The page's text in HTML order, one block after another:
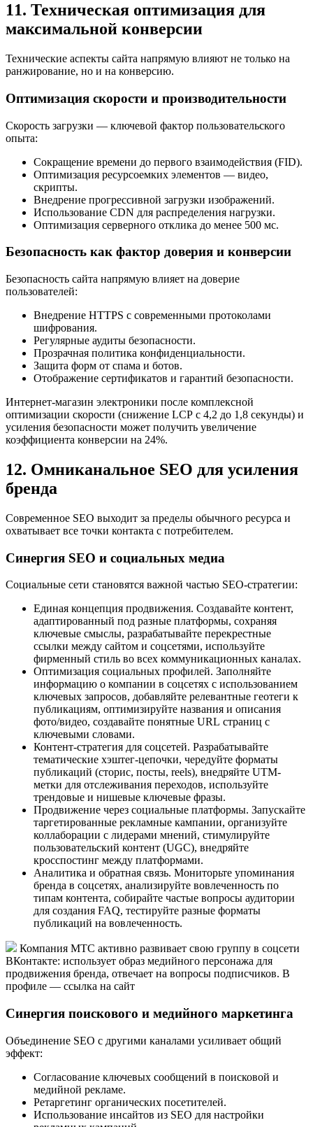
11. Техническая оптимизация для
максимальной конверсии
Технические аспекты сайта напрямую влияют не только на
ранжирование, но и на конверсию.
Оптимизация скорости и производительности
Скорость загрузки — ключевой фактор пользовательского
опыта:
Сокращение времени до первого взаимодействия (FID).
Оптимизация ресурсоемких элементов — видео,
скрипты.
Внедрение прогрессивной загрузки изображений.
Использование CDN для распределения нагрузки.
Оптимизация серверного отклика до менее 500 мс.
Безопасность как фактор доверия и конверсии
Безопасность сайта напрямую влияет на доверие
пользователей:
Внедрение HTTPS с современными протоколами
шифрования.
Регулярные аудиты безопасности.
Прозрачная политика конфиденциальности.
Защита форм от спама и ботов.
Отображение сертификатов и гарантий безопасности.
Интернет-магазин электроники после комплексной
оптимизации скорости (снижение LCP с 4,2 до 1,8 секунды) и
усиления безопасности может получить увеличение
коэффициента конверсии на 24%.
12. Омниканальное SEO для усиления
бренда
Современное SEO выходит за пределы обычного ресурса и
охватывает все точки контакта с потребителем.
Синергия SEO и социальных медиа
Социальные сети становятся важной частью SEO-стратегии:
Единая концепция продвижения. Создавайте контент,
адаптированный под разные платформы, сохраняя
ключевые смыслы, разрабатывайте перекрестные
ссылки между сайтом и соцсетями, используйте
фирменный стиль во всех коммуникационных каналах.
Оптимизация социальных профилей. Заполняйте
информацию о компании в соцсетях с использованием
ключевых запросов, добавляйте релевантные геотеги к
публикациям, оптимизируйте названия и описания
фото/видео, создавайте понятные URL страниц с
ключевыми словами.
Контент-стратегия для соцсетей. Разрабатывайте
тематические хэштег-цепочки, чередуйте форматы
публикаций (сторис, посты, reels), внедряйте UTM-
метки для отслеживания переходов, используйте
трендовые и нишевые ключевые фразы.
Продвижение через социальные платформы. Запускайте
таргетированные рекламные кампании, организуйте
коллаборации с лидерами мнений, стимулируйте
пользовательский контент (UGC), внедряйте
кросспостинг между платформами.
Аналитика и обратная связь. Мониторьте упоминания
бренда в соцсетях, анализируйте вовлеченность по
типам контента, собирайте частые вопросы аудитории
для создания FAQ, тестируйте разные форматы
публикаций на вовлеченность.
Компания МТС активно развивает свою группу в соцсети
ВКонтакте: использует образ медийного персонажа для
продвижения бренда, отвечает на вопросы подписчиков. В
профиле — ссылка на сайт
Синергия поискового и медийного маркетинга
Объединение SEO с другими каналами усиливает общий
эффект:
Согласование ключевых сообщений в поисковой и
медийной рекламе.
Ретаргетинг органических посетителей.
Использование инсайтов из SEO для настройки